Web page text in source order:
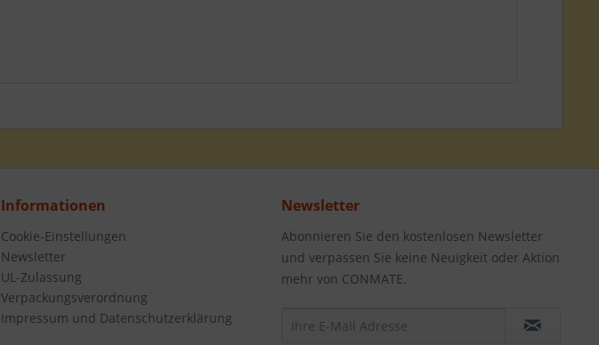
Informationen
Cookie-Einstellungen
Newsletter
UL-Zulassung
Verpackungsverordnung
Impressum und Datenschutzerklärung
Newsletter
Abonnieren Sie den kostenlosen Newsletter
und verpassen Sie keine Neuigkeit oder Aktion
mehr von CONMATE.